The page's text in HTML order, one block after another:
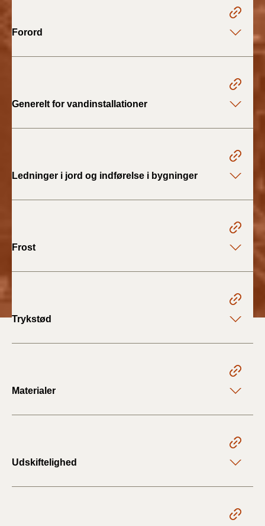
BR18 (1/1 - 30/6
2021)
2020)
BR18 (10/3-30/6
BR18 (4/7-31/12
BR18 (1/1-4/7 2019)
BR18 (1/7-31/12
BR18 (1/1-30/6
Tidligere BR (1961-
2010)
Forord
Generelt for vandinstallationer
Ledninger i jord og indførelse i bygninger
Frost
Trykstød
Materialer
Udskiftelighed